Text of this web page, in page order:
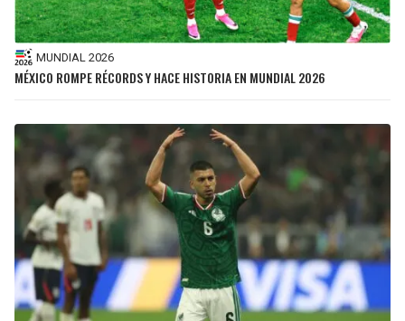
MUNDIAL 2026
MÉXICO ROMPE RÉCORDS Y HACE HISTORIA EN MUNDIAL 2026